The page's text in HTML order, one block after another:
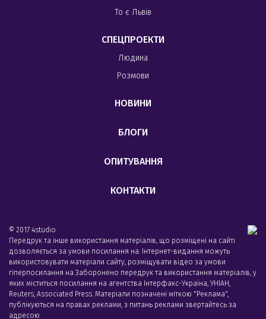
То є Львів
СПЕЦПРОЕКТИ
Людина
Розмови
НОВИНИ
БЛОГИ
ОПИТУВАННЯ
КОНТАКТИ
© 2017 4studio
Передрук та інше використання матеріалів, що розміщені на сайті
дозволяється за умови посилання на. Інтернет-видання можуть
використовувати матеріали сайту, розміщувати відео за умови
гіперпосилання на Заборонено передрук та використання матеріалів, у
яких міститься посилання на агентства Iнтерфакс-Україна, УНIАН,
Reuters, Associated Press. Матеріали позначені міткою "Реклама",
публікуються на правах реклами, з питань реклами звертайтесь за
адресою